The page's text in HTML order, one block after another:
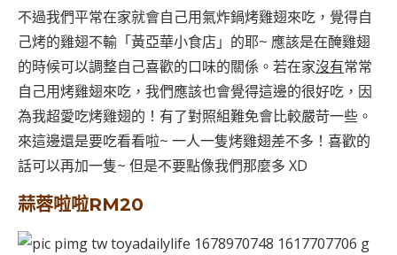
不過我們平常在家就會自己用氣炸鍋烤雞翅來吃，覺得自
己烤的雞翅不輸「黃亞華小食店」的耶~ 應該是在醃雞翅
的時候可以調整自己喜歡的口味的關係。若在家沒有常常
自己用烤雞翅來吃，我們應該也會覺得這邊的很好吃，因
為我超愛吃烤雞翅的！有了對照組難免會比較嚴苛一些。
來這邊還是要吃看看啦~ 一人一隻烤雞翅差不多！喜歡的
話可以再加一隻~ 但是不要點像我們那麼多 XD
蒜蓉啦啦RM20